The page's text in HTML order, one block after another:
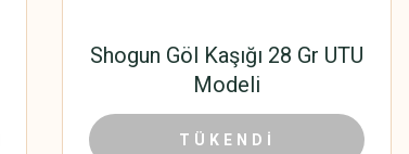
Shogun Göl Kaşığı 28 Gr UTU
Modeli
25,42 TL
TÜKENDİ